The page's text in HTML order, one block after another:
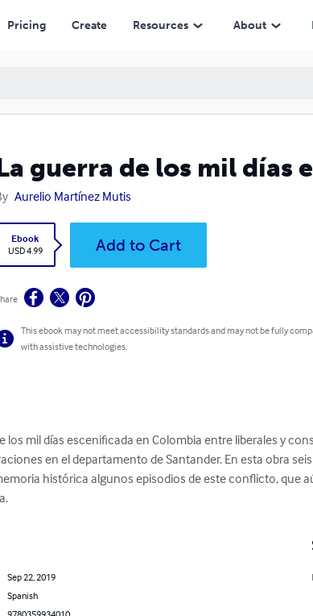
Pricing Create Resources About
guerra de los mil días
Aurelio Martínez Mutis
Ebook
USD 4.99
Add to Cart
This ebook may not meet accessibility standards and may not be fully
with assistive technologies.
los mil días escenificada en Colombia entre liberales y
en el departamento de Santander. En esta obra
histórica algunos episodios de este conflicto, que
Sep 22, 2019
Spanish